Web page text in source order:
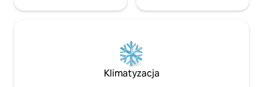
słynnego teatru La Fenice, w idealnej
popularne miejsca wspaniałej Wenecji.
Został niedawno odrestaurowany pod
nadzorem eksperta właściciela Luisy,
zachowując romantyczny wenecki
Klimatyzacja